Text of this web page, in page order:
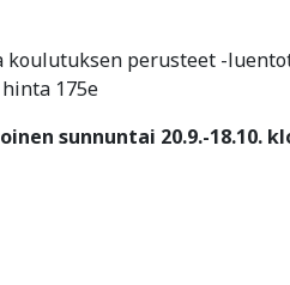
koulutuksen perusteet -
175e
sunnuntai 20.9.-18.10.